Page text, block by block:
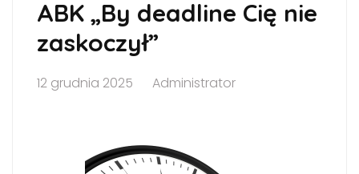
ABK „By deadline Cię nie
zaskoczył”
12 grudnia 2025 Administrator